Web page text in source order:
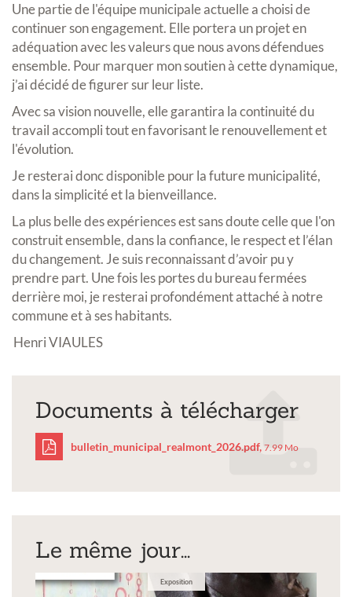
Une partie de l'équipe municipale actuelle a choisi de
continuer son engagement. Elle portera un projet en
adéquation avec les valeurs que nous avons défendues
ensemble. Pour marquer mon soutien à cette dynamique,
j’ai décidé de figurer sur leur liste.
Avec sa vision nouvelle, elle garantira la continuité du
travail accompli tout en favorisant le renouvellement et
l'évolution.
Je resterai donc disponible pour la future municipalité,
dans la simplicité et la bienveillance.
La plus belle des expériences est sans doute celle que l'on
construit ensemble, dans la confiance, le respect et l’élan
du changement. Je suis reconnaissant d’avoir pu y
prendre part. Une fois les portes du bureau fermées
derrière moi, je resterai profondément attaché à notre
commune et à ses habitants.
Henri VIAULES
Documents à télécharger
bulletin_municipal_realmont_2026.pdf, 7.99 Mo
Le même jour...
Exposition